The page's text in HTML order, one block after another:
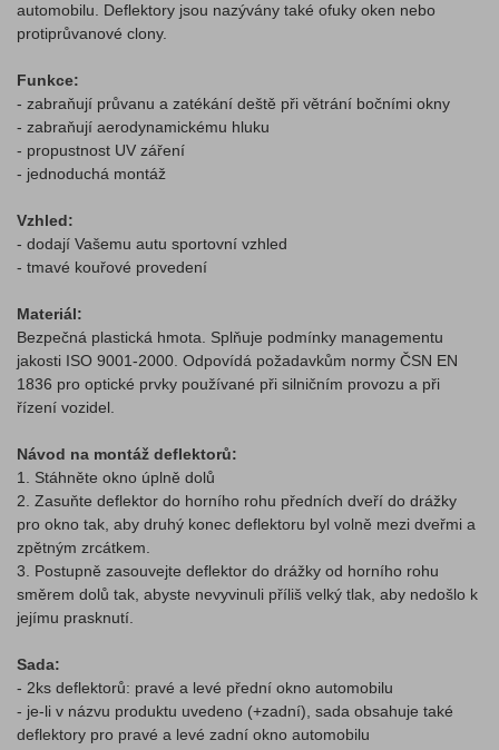
automobilu. Deflektory jsou nazývány také ofuky oken nebo
protiprůvanové clony.
Funkce:
- zabraňují průvanu a zatékání deště při větrání bočními okny
- zabraňují aerodynamickému hluku
- propustnost UV záření
- jednoduchá montáž
Vzhled:
- dodají Vašemu autu sportovní vzhled
- tmavé kouřové provedení
Materiál:
Bezpečná plastická hmota. Splňuje podmínky managementu
jakosti ISO 9001-2000. Odpovídá požadavkům normy ČSN EN
1836 pro optické prvky používané při silničním provozu a při
řízení vozidel.
Návod na montáž deflektorů:
1. Stáhněte okno úplně dolů
2. Zasuňte deflektor do horního rohu předních dveří do drážky
pro okno tak, aby druhý konec deflektoru byl volně mezi dveřmi a
zpětným zrcátkem.
3. Postupně zasouvejte deflektor do drážky od horního rohu
směrem dolů tak, abyste nevyvinuli příliš velký tlak, aby nedošlo k
jejímu prasknutí.
Sada:
- 2ks deflektorů: pravé a levé přední okno automobilu
- je-li v názvu produktu uvedeno (+zadní), sada obsahuje také
deflektory pro pravé a levé zadní okno automobilu